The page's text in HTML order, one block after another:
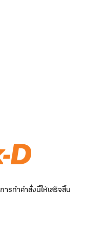
รทำคำสั่งนี้ให้เสร็จสิ้น